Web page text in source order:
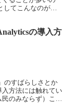
てこんなのがあ
の導入方
のすばらしさとか
方法には触れてい
のみならず）この